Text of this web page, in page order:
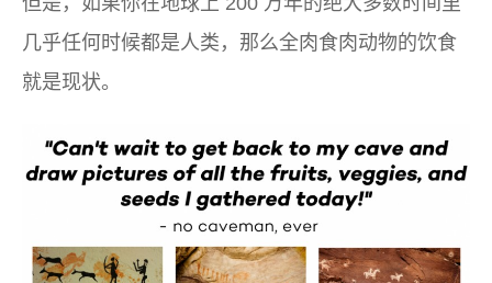
几乎任何时候都是人类，那么全肉食肉动物的饮食
就是现状。